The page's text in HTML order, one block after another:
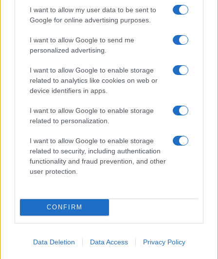
I want to allow my user data to be sent to
Google for online advertising purposes.
I want to allow Google to send me
personalized advertising.
I want to allow Google to enable storage
related to analytics like cookies on web or
device identifiers in apps.
I want to allow Google to enable storage
related to personalization.
I want to allow Google to enable storage
related to security, including authentication
functionality and fraud prevention, and other
user protection.
CONFIRM
Data Deletion Data Access Privacy Policy
Ροή Ειδήσεων
Ιρανικός πύραυλος έπληξε τάνκερ των
ΗΑΕ στα Στενά του Ορμούζ